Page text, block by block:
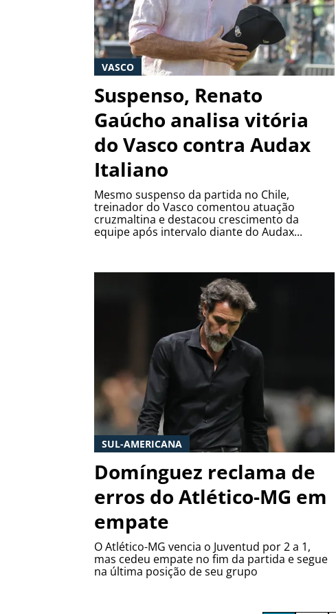
VASCO
Suspenso, Renato
Gaúcho analisa vitória
do Vasco contra Audax
Italiano
Mesmo suspenso da partida no Chile,
treinador do Vasco comentou atuação
cruzmaltina e destacou crescimento da
equipe após intervalo diante do Audax...
SUL-AMERICANA
Domínguez reclama de
erros do Atlético-MG em
empate
O Atlético-MG vencia o Juventud por 2 a 1,
mas cedeu empate no fim da partida e segue
na última posição de seu grupo